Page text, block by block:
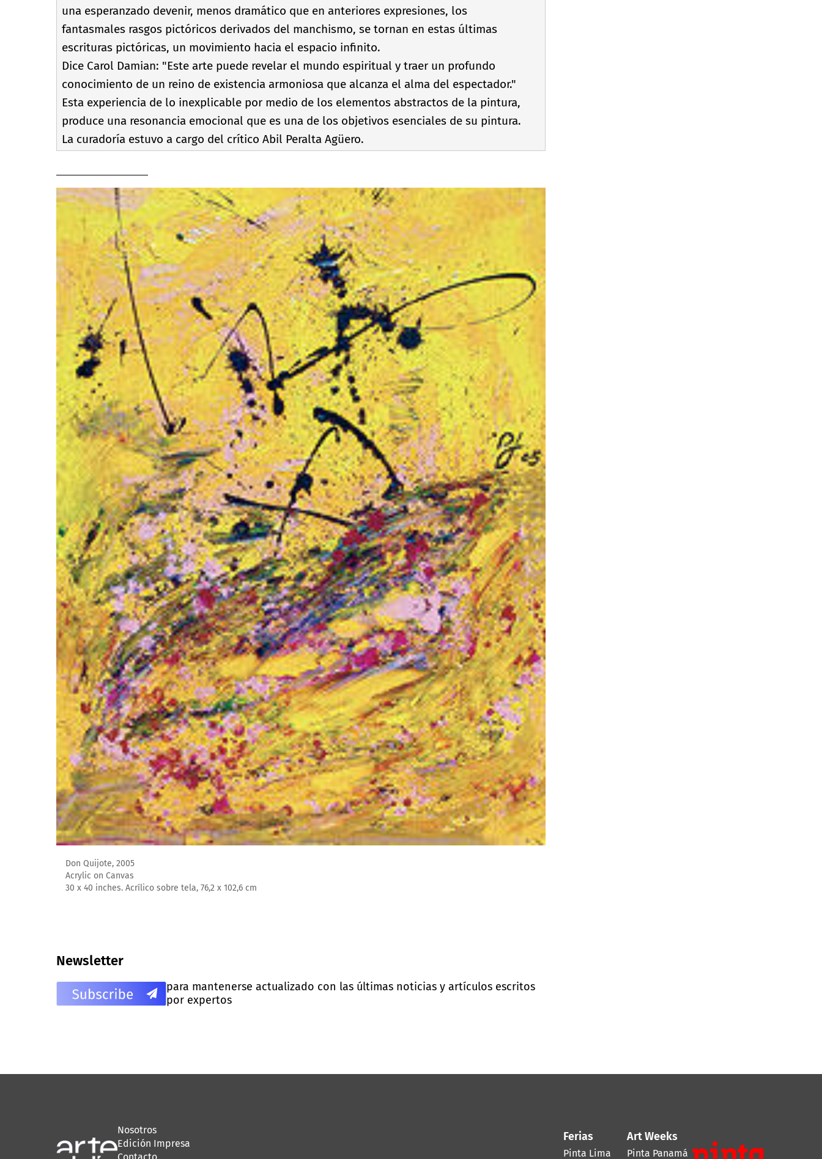
una esperanzado devenir, menos dramático que en anteriores expresiones, los
fantasmales rasgos pictóricos derivados del manchismo, se tornan en estas últimas
escrituras pictóricas, un movimiento hacia el espacio infinito.
Dice Carol Damian: "Este arte puede revelar el mundo espiritual y traer un profundo
conocimiento de un reino de existencia armoniosa que alcanza el alma del espectador."
Esta experiencia de lo inexplicable por medio de los elementos abstractos de la pintura,
produce una resonancia emocional que es una de los objetivos esenciales de su pintura.
La curadorí­a estuvo a cargo del crí­tico Abil Peralta Agüero.
Don Quijote, 2005
Acrylic on Canvas
30 x 40 inches. Acrílico sobre tela, 76,2 x 102,6 cm
Newsletter
para mantenerse actualizado con las últimas noticias y artículos escritos
por expertos
Nosotros
Edición Impresa
Ferias
Pinta Lima
Art Weeks
Pinta Panamá